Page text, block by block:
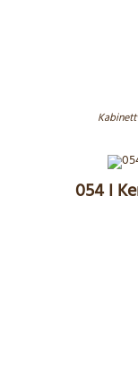
054 I